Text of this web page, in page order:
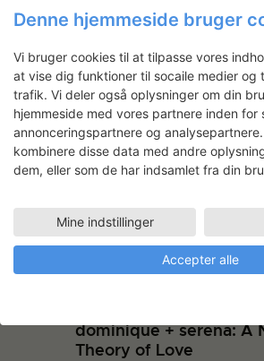
LÆS MERE
dominique + serena:
Arkitekturbiennalen i
2027
LÆS MERE
dominique + serena: A
Theory of Love
Denne hjemmeside bruger
Vi bruger cookies til at tilpasse vores
at vise dig funktioner til socaile medier og
trafik. Vi deler også oplysninger om din
hjemmeside med vores partnere inden for
annonceringspartnere og
kombinere disse data med andre
dem, eller som de har indsamlet fra din
Mine indstillinger
Accepter alle